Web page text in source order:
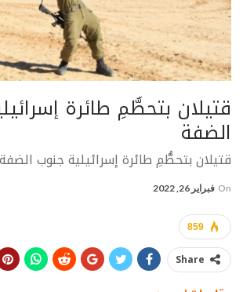
قتيلان بتحطُّمِ طائرة
الضفة
قتيلان بتحطُّمِ طائرة إسرائيلية جنوب الضفة
On فبراير 26, 2022
859
Share